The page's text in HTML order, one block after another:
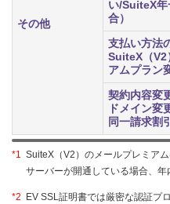
その他
い/SuiteX年
合）
支払い方法
SuiteX（V2
アムプラン
契約内容変
ドメイン変
同一請求割引
*1 SuiteX（V2）のメールプレミア
サーバーが開通している場合、年
*2
EV SSL証明書では厳密な認証プ